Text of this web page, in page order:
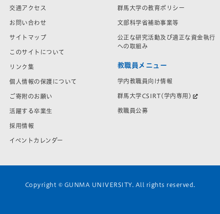
交通アクセス
お問い合わせ
サイトマップ
このサイトについて
リンク集
個人情報の保護について
ご寄附のお願い
活躍する卒業生
採用情報
イベントカレンダー
群馬大学の教育ポリシー
文部科学省補助事業等
公正な研究活動及び適正な資金執行
への取組み
教職員メニュー
学内教職員向け情報
群馬大学CSIRT(学内専用)
教職員公募
Copyright © GUNMA UNIVERSITY. All rights reserved.